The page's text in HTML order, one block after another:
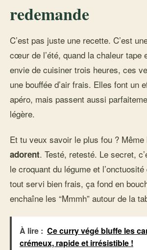
redemande
C’est pas juste une recette. C’est
cœur de l’été, quand la chaleur tape
envie de cuisiner trois heures, ces
une bouffée d’air frais. Elles font un
apéro, mais passent aussi
légère.
Et tu veux savoir le plus fou ? Même
adorent. Testé, retesté. Le secret,
le croquant du légume et
tout servi bien frais, ça fond en
enchaîne les “Mmmh” autour de la
À lire : Ce curry végé bluffe les
crémeux, rapide et irrésistible !